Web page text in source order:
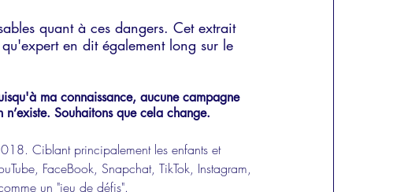
quant à ces dangers. Cet extrait
en dit également long sur le
ma connaissance, aucune campagne
Souhaitons que cela change.
Ciblant principalement les enfants et
FaceBook, Snapchat, TikTok, Instagram,
un "jeu de défis".